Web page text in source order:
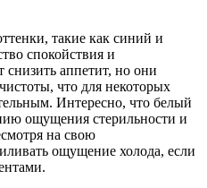
такие как синий и
спокойствия и
снизить аппетит, но они
что для некоторых
Интересно, что белый
ощущения стерильности и
на свою
ощущение холода, если